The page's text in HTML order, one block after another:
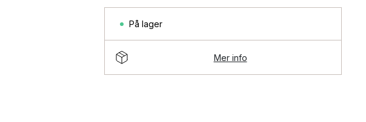
På lager
Mer info